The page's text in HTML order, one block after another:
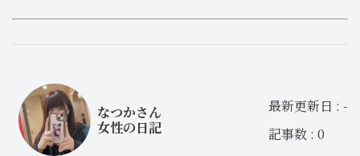
なつかさん
女性の日記
最新更新日 : -
記事数 : 0